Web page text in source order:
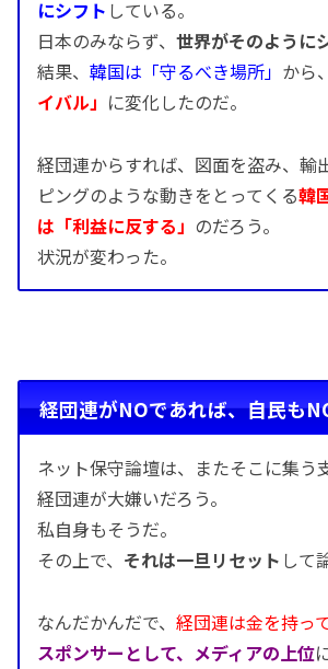
にシフト している。
日本のみならず、 世界がそのように
結果、 韓国は「守るべき場所」 から、
イバル」 に変化したのだ。
経団連からすれば、図面を盗み、輸
ピングのような動きをとってくる韓
は「利益に反する」 のだろう。
状況が変わった。
経団連がNOであれば、自民も
ネット保守論壇は、またそこに集う
経団連が大嫌いだろう。
私自身もそうだ。
その上で、 それは一旦リセット して
なんだかんだで、 経団連は金を持っ
スポンサーとして、メディアの上位